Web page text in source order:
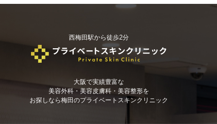
西梅田駅から徒歩2分
大阪で実績豊富な
美容外科・美容皮膚科・美容整形を
お探しなら梅田のプライベートスキンクリニック